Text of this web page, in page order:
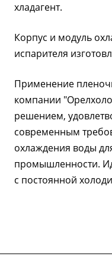
хладагент.
Корпус и модуль
испарителя
Применение
компании
решением,
современным
охлаждения воды
промышленности.
с постоянной